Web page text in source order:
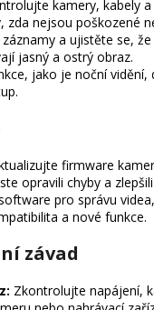
kamery, kabely a
zda nejsou poškozené
a ujistěte se,
jasný a ostrý obraz.
jako je noční vidění,
firmware
opravili chyby a
pro správu
a nové funkce.
závad
Zkontrolujte napájení,